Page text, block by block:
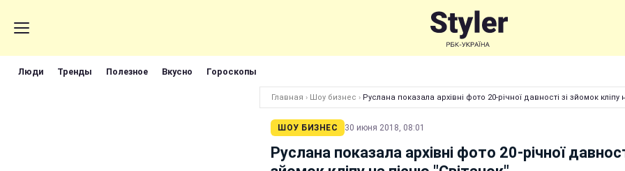
Люди Тренды Полезное Вкусно Гороскопы
Главная › Шоу бизнес › Руслана показала архівні фото 20-річної давності зі зйомок кліпу
ШОУ БИЗНЕС 30 июня 2018, 08:01
Руслана показала архівні фото 20-річної